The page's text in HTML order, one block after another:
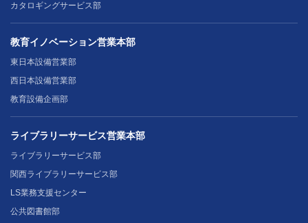
カタロギングサービス部
教育イノベーション営業本部
東日本設備営業部
西日本設備営業部
教育設備企画部
ライブラリーサービス営業本部
ライブラリーサービス部
関西ライブラリーサービス部
LS業務支援センター
公共図書館部